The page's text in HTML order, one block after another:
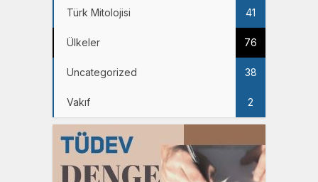
Türk Mitolojisi 41
Ülkeler 76
Uncategorized 38
Vakıf 2